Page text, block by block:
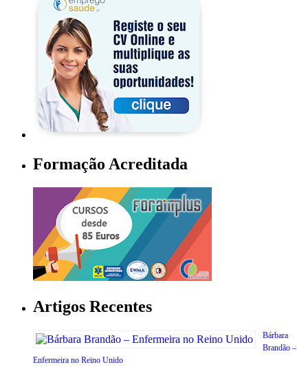
Formação Acreditada
Artigos Recentes
Bárbara
Brandão –
Enfermeira no Reino Unido